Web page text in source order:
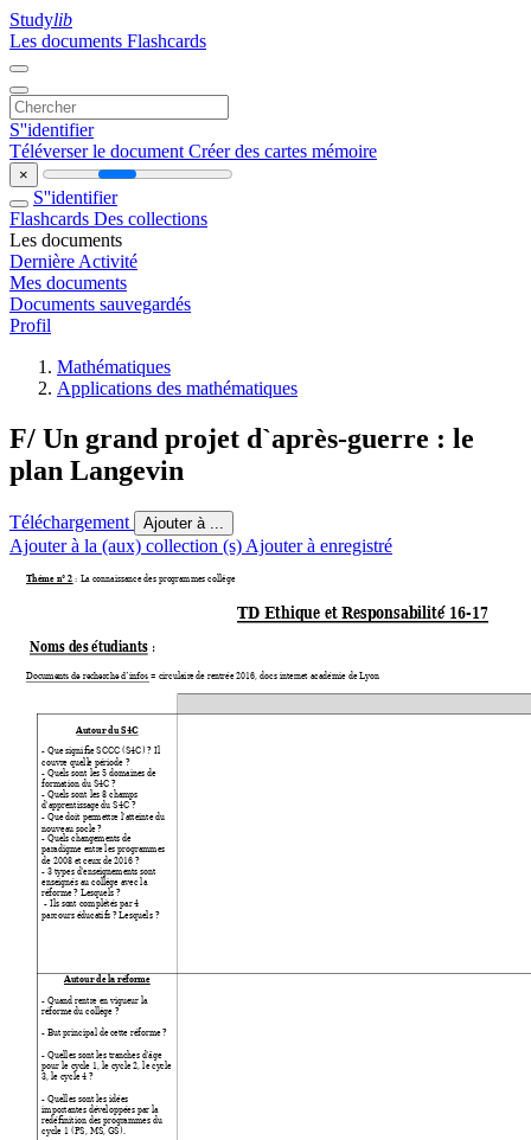
Studylib
Les documents Flashcards
S''identifier
Téléverser le document Créer des cartes mémoire
×
S''identifier
Flashcards Des collections
Les documents
Dernière Activité
Mes documents
Documents sauvegardés
Profil
Mathématiques
Applications des mathématiques
F/ Un grand projet d`après-guerre : le
plan Langevin
Téléchargement Ajouter à ...
Ajouter à la (aux) collection (s) Ajouter à enregistré
Thème n° 2 : La connaissance des programmes collège
TD Ethique et Responsabilité 16-17
Noms des étudiants :
Documents de recherche d’infos = circulaire de rentrée 2016, docs internet académie de Lyon
Autour du S4C
- Que signifie SCCC (S4C) ? Il
couvre quelle période ?
- Quels sont les 5 domaines de
formation du S4C ?
- Quels sont les 8 champs
d'apprentissage du S4C ?
- Que doit permettre l'atteinte du
nouveau socle ?
- Quels changements de
paradigme entre les programmes
de 2008 et ceux de 2016 ?
- 3 types d'enseignements sont
enseignés au collège avec la
réforme ? Lesquels ?
- Ils sont complétés par 4
parcours éducatifs ? Lesquels ?
Autour de la réforme
- Quand rentre en vigueur la
réforme du collège ?
- But principal de cette réforme ?
- Quelles sont les tranches d'âge
pour le cycle 1, le cycle 2, le cycle
3, le cycle 4 ?
- Quelles sont les idées
importantes développées par la
redéfinition des programmes du
cycle 1 (PS, MS, GS).